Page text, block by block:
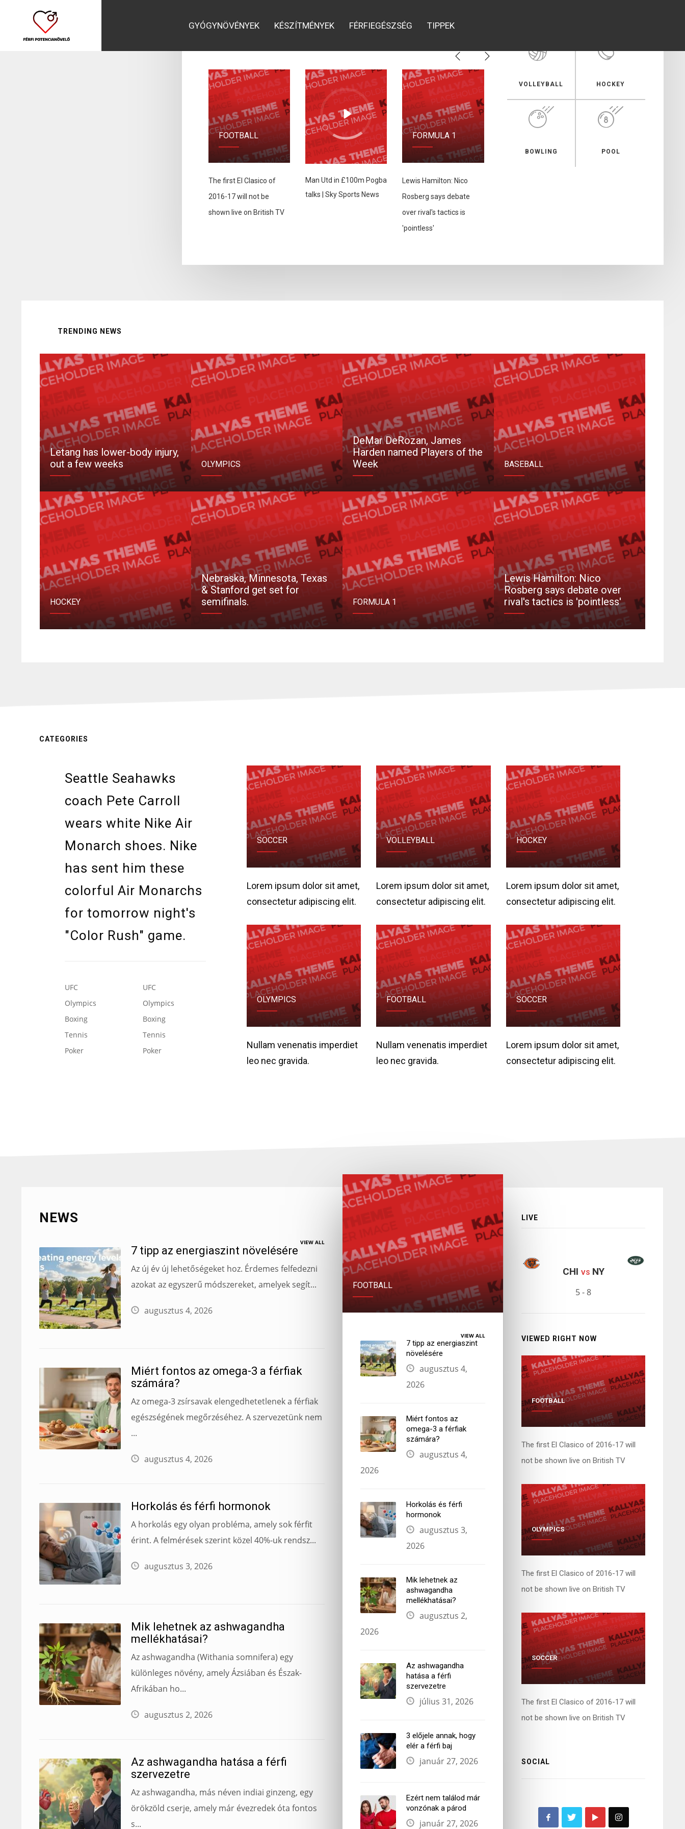
GYÓGYNÖVÉNYEK KÉSZÍTMÉNYEK FÉRFIEGÉSZSÉG TIPPEK
on Thursday night, and his presence
FOOTBALL
The first El Clasico of
2016-17 will not be
shown live on British TV
Man Utd in £100m Pogba
talks | Sky Sports News
FORMULA 1
Lewis Hamilton: Nico
Rosberg says debate
over rival's tactics is
'pointless'
VOLLEYBALL HOCKEY
BOWLING POOL
TRENDING NEWS
Letang has lower-body injury,
out a few weeks
OLYMPICS
DeMar DeRozan, James
Harden named Players of the
Week
BASEBALL
HOCKEY
Nebraska, Minnesota, Texas
& Stanford get set for
semifinals.
FORMULA 1
Lewis Hamilton: Nico
Rosberg says debate over
rival's tactics is 'pointless'
CATEGORIES
Seattle Seahawks
coach Pete Carroll
wears white Nike Air
Monarch shoes. Nike
has sent him these
colorful Air Monarchs
for tomorrow night's
"Color Rush" game.
UFC
Olympics
Boxing
Tennis
Poker
UFC
Olympics
Boxing
Tennis
Poker
SOCCER
Lorem ipsum dolor sit amet,
consectetur adipiscing elit.
VOLLEYBALL
Lorem ipsum dolor sit amet,
consectetur adipiscing elit.
HOCKEY
Lorem ipsum dolor sit amet,
consectetur adipiscing elit.
OLYMPICS
Nullam venenatis imperdiet
leo nec gravida.
FOOTBALL
Nullam venenatis imperdiet
leo nec gravida.
SOCCER
Lorem ipsum dolor sit amet,
consectetur adipiscing elit.
NEWS
VIEW ALL
7 tipp az energiaszint növelésére
Az új év új lehetőségeket hoz. Érdemes felfedezni
azokat az egyszerű módszereket, amelyek segít...
augusztus 4, 2026
Miért fontos az omega-3 a férfiak
számára?
Az omega-3 zsírsavak elengedhetetlenek a férfiak
egészségének megőrzéséhez. A szervezetünk nem
...
augusztus 4, 2026
Horkolás és férfi hormonok
A horkolás egy olyan probléma, amely sok férfit
érint. A felmérések szerint közel 40%-uk rendsz...
augusztus 3, 2026
Mik lehetnek az ashwagandha
mellékhatásai​?
Az ashwagandha (Withania somnifera) egy
különleges növény, amely Ázsiában és Észak-
Afrikában ho...
augusztus 2, 2026
Az ashwagandha hatása a férfi
szervezetre
Az ashwagandha, más néven indiai ginzeng, egy
örökzöld cserje, amely már évezredek óta fontos
s...
FOOTBALL
VIEW ALL
7 tipp az energiaszint
növelésére
augusztus 4,
2026
Miért fontos az
omega-3 a férfiak
számára?
augusztus 4,
2026
Horkolás és férfi
hormonok
augusztus 3,
2026
Mik lehetnek az
ashwagandha
mellékhatásai​?
augusztus 2,
2026
Az ashwagandha
hatása a férfi
szervezetre
július 31, 2026
3 előjele annak, hogy
elér a férfi baj
január 27, 2026
Ezért nem találod már
vonzónak a párod
január 27, 2026
LIVE
CHI VS NY
5 - 8
VIEWED RIGHT NOW
FOOTBALL
The first El Clasico of 2016-17 will
not be shown live on British TV
OLYMPICS
The first El Clasico of 2016-17 will
not be shown live on British TV
SOCCER
The first El Clasico of 2016-17 will
not be shown live on British TV
SOCIAL